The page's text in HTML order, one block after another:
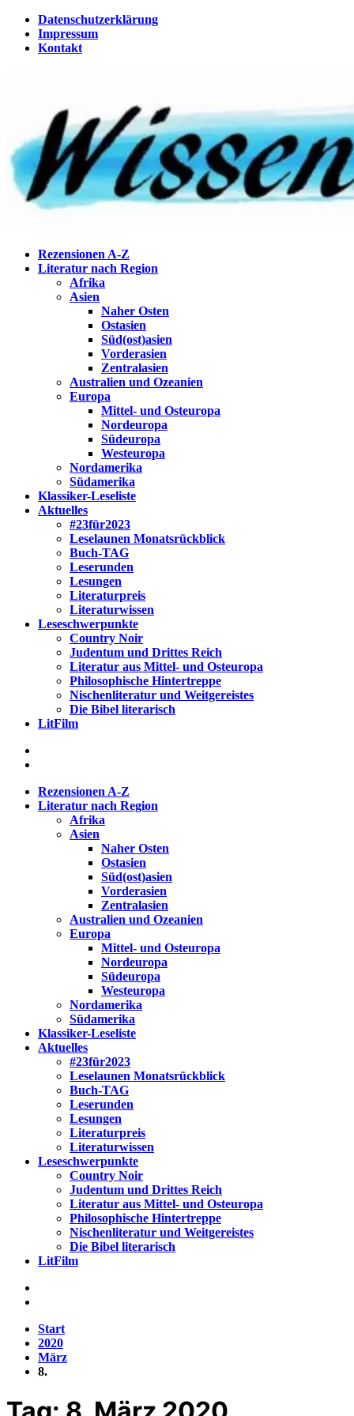
Zum
Inhalt
springen
Datenschutzerklärung
Impressum
Kontakt
Wissenstagebuch
Eine Gabel für die Suppe der Weisheit
Rezensionen A-Z
Literatur nach Region
Afrika
Asien
Naher Osten
Ostasien
Süd(ost)asien
Vorderasien
Zentralasien
Australien und Ozeanien
Europa
Mittel- und Osteuropa
Nordeuropa
Südeuropa
Westeuropa
Nordamerika
Südamerika
Klassiker-Leseliste
Aktuelles
#23für2023
Leselaunen Monatsrückblick
Buch-TAG
Leserunden
Lesungen
Literaturpreis
Literaturwissen
Leseschwerpunkte
Country Noir
Judentum und Drittes Reich
Literatur aus Mittel- und Osteuropa
Philosophische Hintertreppe
Nischenliteratur und Weitgereistes
Die Bibel literarisch
LitFilm
Rezensionen A-Z
Literatur nach Region
Afrika
Asien
Naher Osten
Ostasien
Süd(ost)asien
Vorderasien
Zentralasien
Australien und Ozeanien
Europa
Mittel- und Osteuropa
Nordeuropa
Südeuropa
Westeuropa
Nordamerika
Südamerika
Klassiker-Leseliste
Aktuelles
#23für2023
Leselaunen Monatsrückblick
Buch-TAG
Leserunden
Lesungen
Literaturpreis
Literaturwissen
Leseschwerpunkte
Country Noir
Judentum und Drittes Reich
Literatur aus Mittel- und Osteuropa
Philosophische Hintertreppe
Nischenliteratur und Weitgereistes
Die Bibel literarisch
LitFilm
Start
2020
März
8.